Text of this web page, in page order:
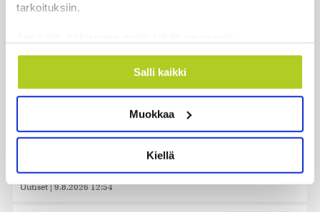
tarkoituksiin.
Kerätä tietoja maantieteellisestä sijainnistasi,
mahdollisesti muutaman metrin tarkkuudella
ominaispiirteitä aktiivisesti (sormenjäljen
Lue lisää siitä, miten henkilötietojasi käsitellään ja miten
suostumustasi tai peruuttaa sen milloin vain
evästeilmoituksessa.
Salli kaikki
Muokkaa
Kiellä
Essee: Putinin Venäjä ammentaa panslavismin
perinteestä
Uutiset | 9.8.2026 12:54